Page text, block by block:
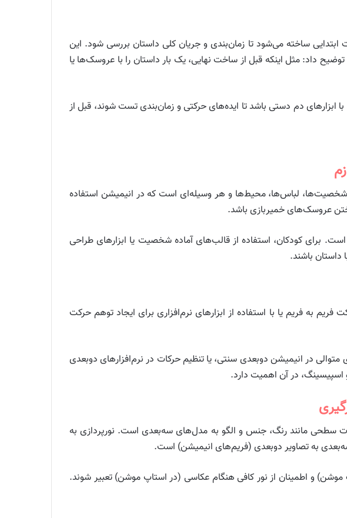
ساخته می‌شود تا زمان‌بندی و جریان کلی داستان بررسی شود. این
داد: مثل اینکه قبل از ساخت نهایی، یک بار داستان را با عروسک‌ها یا
دم دستی باشد تا ایده‌های حرکتی و زمان‌بندی تست شوند، قبل از
لباس‌ها، محیط‌ها و هر وسیله‌ای است که در انیمیشن استفاده
عروسک‌های خمیربازی باشد.
برای کودکان، استفاده از قالب‌های آماده شخصیت یا ابزارهای طراحی
باشند.
به فریم یا با استفاده از ابزارهای نرم‌افزاری برای ایجاد توهم حرکت
در انیمیشن دوبعدی سنتی، یا تنظیم حرکات در نرم‌افزارهای دوبعدی
در آن اهمیت دارد.
سطحی مانند رنگ، جنس و الگو به مدل‌های سه‌بعدی است. نورپردازی به
به تصاویر دوبعدی (فریم‌های انیمیشن) است.
و اطمینان از نور کافی هنگام عکاسی (در استاپ موشن) تعبیر شوند.